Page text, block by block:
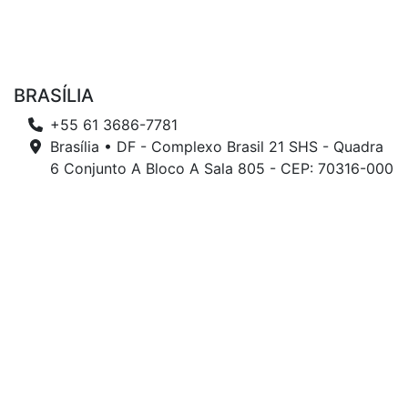
BRASÍLIA
+55 61 3686-7781
Brasília • DF - Complexo Brasil 21 SHS - Quadra
6 Conjunto A Bloco A Sala 805 - CEP: 70316-000